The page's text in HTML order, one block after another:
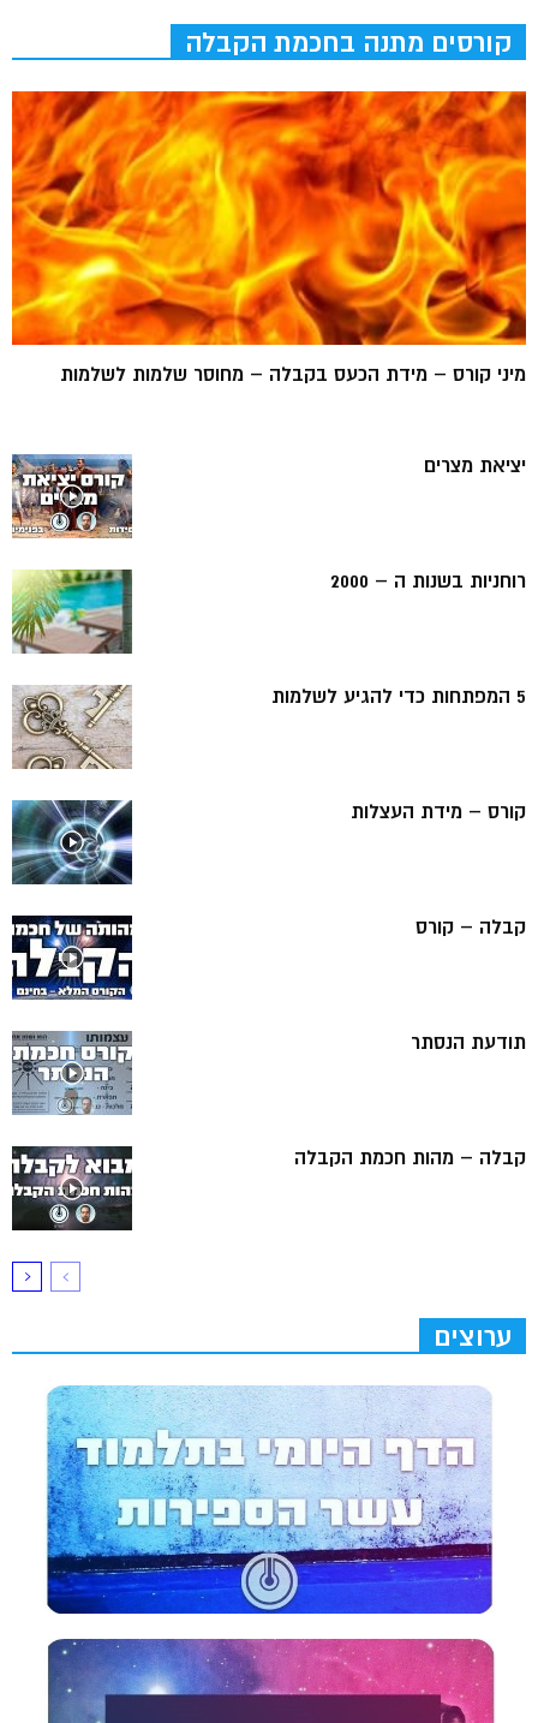
קורסים מתנה בחכמת הקבלה
מיני קורס – מידת הכעס בקבלה – מחוסר שלמות לשלמות
יציאת מצרים
רוחניות בשנות ה – 2000
5 המפתחות כדי להגיע לשלמות
קורס – מידת העצלות
קבלה – קורס
תודעת הנסתר
קבלה – מהות חכמת הקבלה
ערוצים